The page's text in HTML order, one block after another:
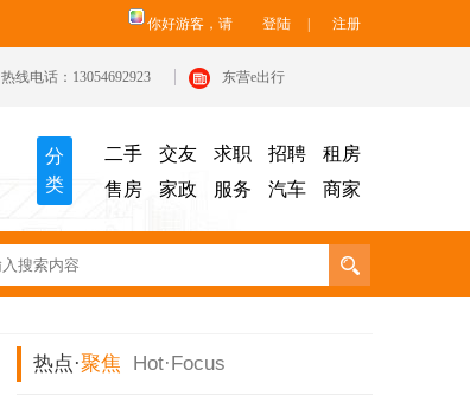
你好游客，请 登陆 注册
热线电话：13054692923 东营e出行
分
类
二手 交友 求职 招聘
租房
售房
家政 服务 汽车 商家
热点·聚焦 Hot·Focus